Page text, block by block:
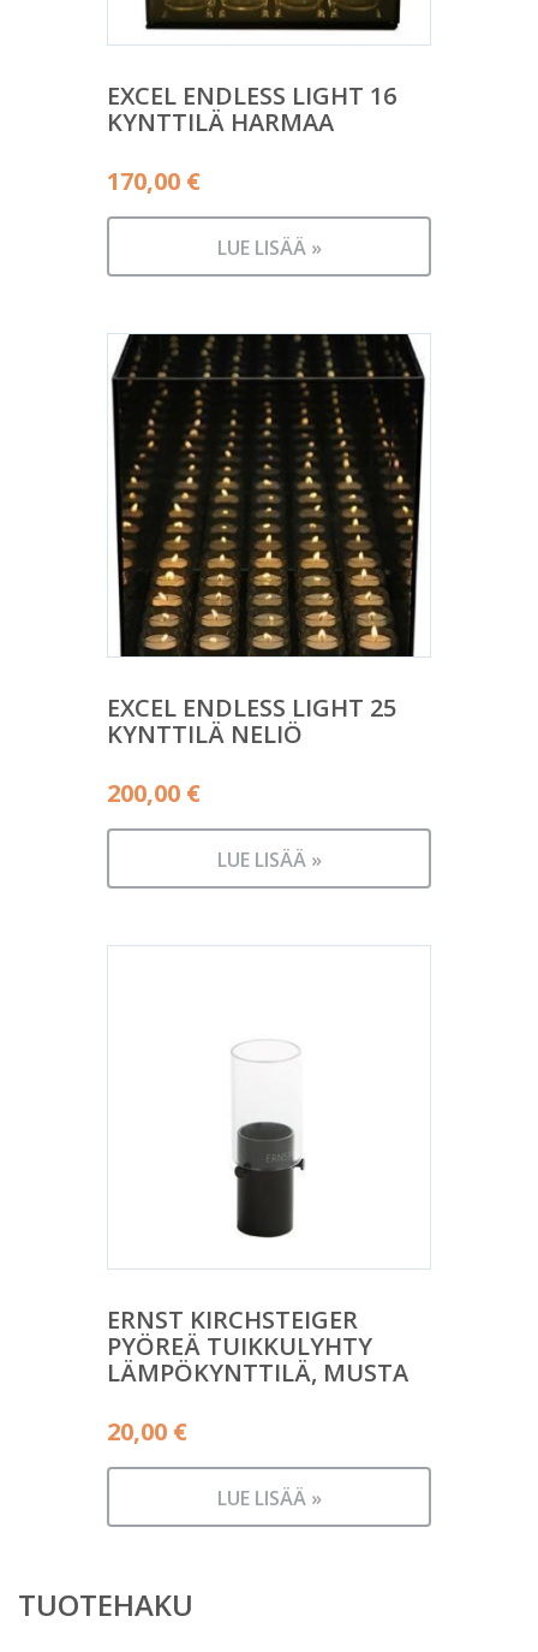
EXCEL ENDLESS LIGHT 16
KYNTTILÄ HARMAA
170,00 €
LUE LISÄÄ »
EXCEL ENDLESS LIGHT 25
KYNTTILÄ NELIÖ
200,00 €
LUE LISÄÄ »
ERNST KIRCHSTEIGER
PYÖREÄ TUIKKULYHTY
LÄMPÖKYNTTILÄ, MUSTA
20,00 €
LUE LISÄÄ »
TUOTEHAKU